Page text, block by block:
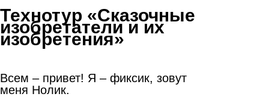
Технотур «Сказочные
изобретатели и их
изобретения»
Всем – привет! Я – фиксик, зовут
меня Нолик.